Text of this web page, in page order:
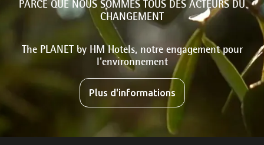
PARCE QUE NOUS SOMMES TOUS DES ACTEURS DU
CHANGEMENT
The PLANET by HM Hotels, notre engagement pour
l'environnement
Plus d'informations